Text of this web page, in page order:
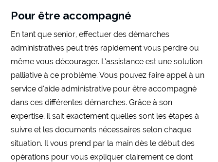
Pour être accompagné
En tant que senior, effectuer des démarches
administratives peut très rapidement vous perdre ou
même vous décourager. L’assistance est une solution
palliative à ce problème. Vous pouvez faire appel à un
service d’aide administrative pour être accompagné
dans ces différentes démarches. Grâce à son
expertise, il sait exactement quelles sont les étapes à
suivre et les documents nécessaires selon chaque
situation. Il vous prend par la main dès le début des
opérations pour vous expliquer clairement ce dont